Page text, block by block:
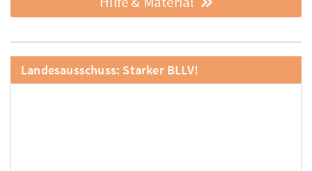
Landesausschuss: Starker BLLV!